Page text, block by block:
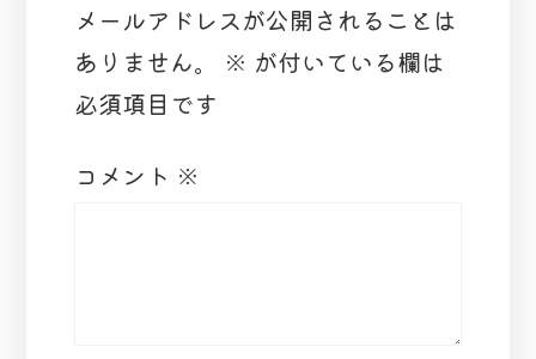
メールアドレスが公開されることは
ありません。
※ が付いている欄は
必須項目です
コメント ※